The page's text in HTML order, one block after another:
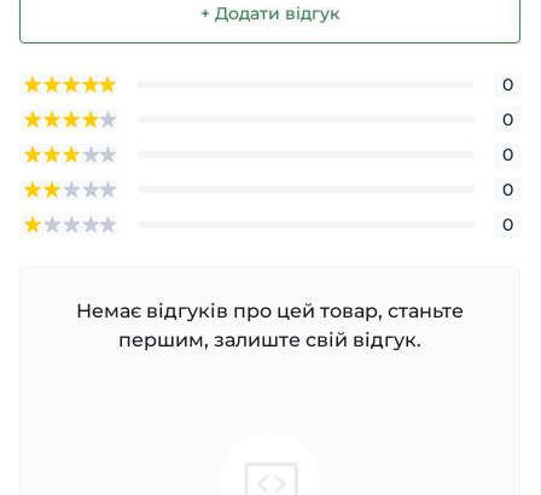
+ Додати відгук
0
0
0
0
0
Немає відгуків про цей товар, станьте
першим, залиште свій відгук.